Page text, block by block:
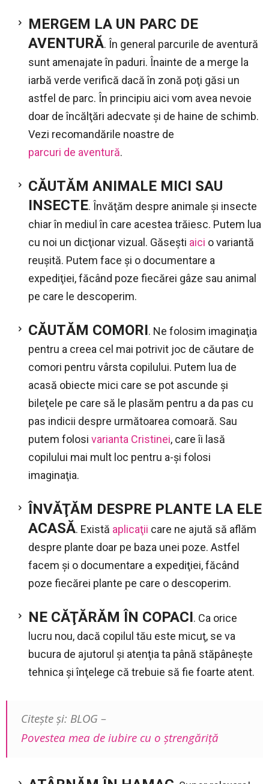
MERGEM LA UN PARC DE
AVENTURĂ. În general parcurile de aventură
sunt amenajate în paduri. Înainte de a merge la
iarbă verde verifică dacă în zonă poţi găsi un
astfel de parc. În principiu aici vom avea nevoie
doar de încălţări adecvate şi de haine de schimb.
Vezi recomandările noastre de
parcuri de aventură.
CĂUTĂM ANIMALE MICI SAU
INSECTE. Învăţăm despre animale şi insecte
chiar în mediul în care acestea trăiesc. Putem lua
cu noi un dicţionar vizual. Găseşti aici o variantă
reuşită. Putem face şi o documentare a
expediţiei, făcând poze fiecărei gâze sau animal
pe care le descoperim.
CĂUTĂM COMORI. Ne folosim imaginaţia
pentru a creea cel mai potrivit joc de căutare de
comori pentru vârsta copilului. Putem lua de
acasă obiecte mici care se pot ascunde şi
bileţele pe care să le plasăm pentru a da pas cu
pas indicii despre următoarea comoară. Sau
putem folosi varianta Cristinei, care îi lasă
copilului mai mult loc pentru a-şi folosi
imaginaţia.
ÎNVĂŢĂM DESPRE PLANTE LA ELE
ACASĂ. Există aplicaţii care ne ajută să aflăm
despre plante doar pe baza unei poze. Astfel
facem şi o documentare a expediţiei, făcând
poze fiecărei plante pe care o descoperim.
NE CĂŢĂRĂM ÎN COPACI. Ca orice
lucru nou, dacă copilul tău este micuţ, se va
bucura de ajutorul şi atenţia ta până stăpâneşte
tehnica şi înţelege că trebuie să fie foarte atent.
Citeşte şi: BLOG –
Povestea mea de iubire cu o ştrengăriţă